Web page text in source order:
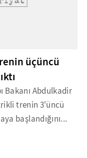
üçüncü
Bakanı Abdulkadir
trenin 3'üncü
başlandığını...